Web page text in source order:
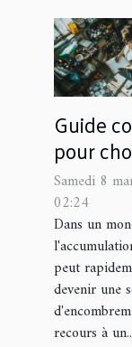
Guide
pour
service
débarras
adapté
besoins
Samedi 8
02:24
Dans un
peut
devenir une
recours à